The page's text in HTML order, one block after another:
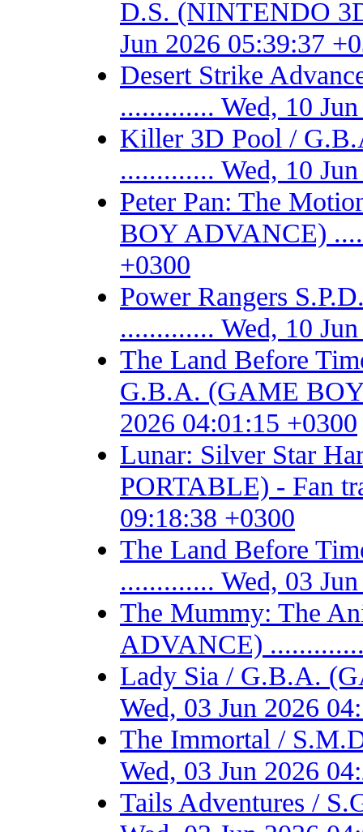
D.S. (NINTENDO
Jun 2026 05:39:37
Desert Strike
............. Wed, 10
Killer 3D Pool /
............. Wed, 10
Peter Pan: The
BOY ADVANCE)
+0300
Power Rangers
............. Wed, 10
The Land Before
G.B.A. (GAME
2026 04:01:15 +0300
Lunar: Silver Star
PORTABLE) - Fan
09:18:38 +0300
The Land Before
............. Wed, 03
The Mummy: The
ADVANCE)
Lady Sia / G.B.A.
Wed, 03 Jun 2026
The Immortal /
Wed, 03 Jun 2026
Tails Adventures /